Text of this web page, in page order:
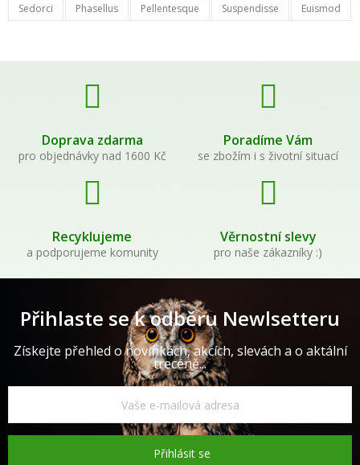
Sedorci Phasellus Pellentesque Suspendisse Euismod
Doprava zdarma
pro objednávky nad 1600 Kč
Poradíme Vám
se zbožím i s životní situací
Recyklujeme
a podporujeme komunity
Věrnostní slevy
pro naše zákazníky :)
Přihlaste se k odběru Newlsetteru
Získejte přehled o novinkách, akcích, slevách a o aktální
trecéně...
Přihlásit se